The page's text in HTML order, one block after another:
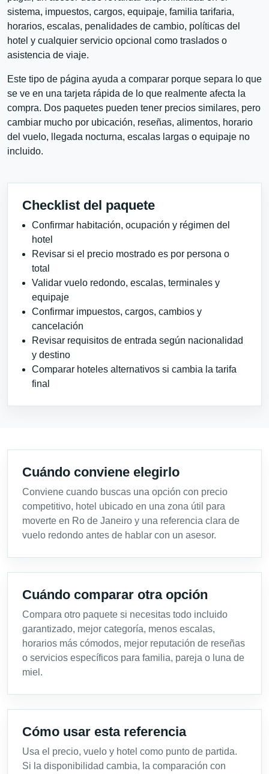
sistema, impuestos, cargos, equipaje, familia tarifaria,
horarios, escalas, penalidades de cambio, políticas del
hotel y cualquier servicio opcional como traslados o
asistencia de viaje.
Este tipo de página ayuda a comparar porque separa lo que
se ve en una tarjeta rápida de lo que realmente afecta la
compra. Dos paquetes pueden tener precios similares, pero
cambiar mucho por ubicación, reseñas, alimentos, horario
del vuelo, llegada nocturna, escalas largas o equipaje no
incluido.
Checklist del paquete
Confirmar habitación, ocupación y régimen del
hotel
Revisar si el precio mostrado es por persona o
total
Validar vuelo redondo, escalas, terminales y
equipaje
Confirmar impuestos, cargos, cambios y
cancelación
Revisar requisitos de entrada según nacionalidad
y destino
Comparar hoteles alternativos si cambia la tarifa
final
Cuándo conviene elegirlo
Conviene cuando buscas una opción con precio
competitivo, hotel ubicado en una zona útil para
moverte en Ro de Janeiro y una referencia clara de
vuelo redondo antes de hablar con un asesor.
Cuándo comparar otra opción
Compara otro paquete si necesitas todo incluido
garantizado, mejor categoría, menos escalas,
horarios más cómodos, mejor reputación de reseñas
o servicios específicos para familia, pareja o luna de
miel.
Cómo usar esta referencia
Usa el precio, vuelo y hotel como punto de partida.
Si la disponibilidad cambia, la comparación con